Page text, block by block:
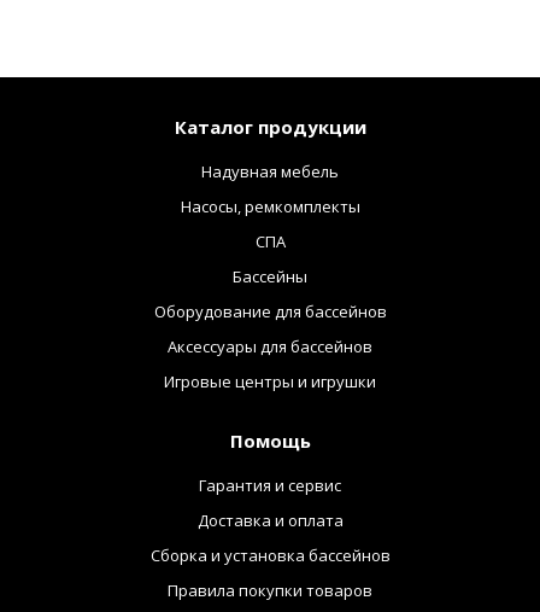
Каталог продукции
Надувная мебель
Насосы, ремкомплекты
СПА
Бассейны
Оборудование для бассейнов
Аксессуары для бассейнов
Игровые центры и игрушки
Помощь
Гарантия и сервис
Доставка и оплата
Сборка и установка бассейнов
Правила покупки товаров